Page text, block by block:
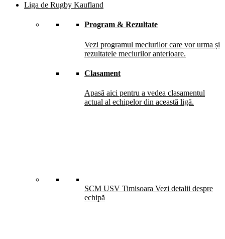
Liga de Rugby Kaufland
Program & Rezultate
Vezi programul meciurilor care vor urma și
rezultatele meciurilor anterioare.
Clasament
Apasă aici pentru a vedea clasamentul
actual al echipelor din această ligă.
SCM USV Timisoara Vezi detalii despre
echipă